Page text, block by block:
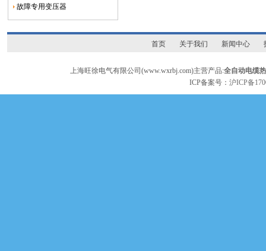
故障专用变压器
首页 关于我们 新闻中心
上海旺徐电气有限公司(www.wxrbj.com)主营产品:全自动电缆
ICP备案号：沪ICP备